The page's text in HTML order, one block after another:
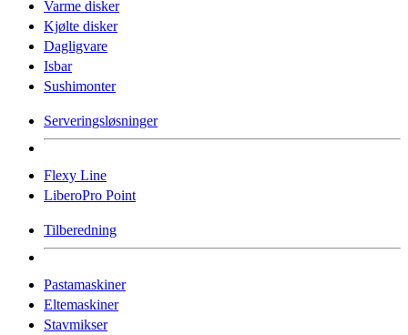
Varme disker
Kjølte disker
Dagligvare
Isbar
Sushimonter
Serveringsløsninger
Flexy Line
LiberoPro Point
Tilberedning
Pastamaskiner
Eltemaskiner
Stavmikser